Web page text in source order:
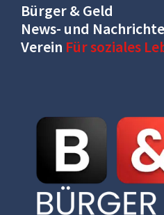
Bürger & Geld
News- und
Verein Für soziales